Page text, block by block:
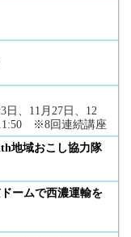
日、11月27日、12
11:50 ※8回連続講座
地域おこし協力隊
ームで西濃運輸を